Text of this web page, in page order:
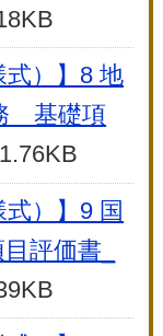
式）】8 地
基礎項
式）】9 国
評価書_